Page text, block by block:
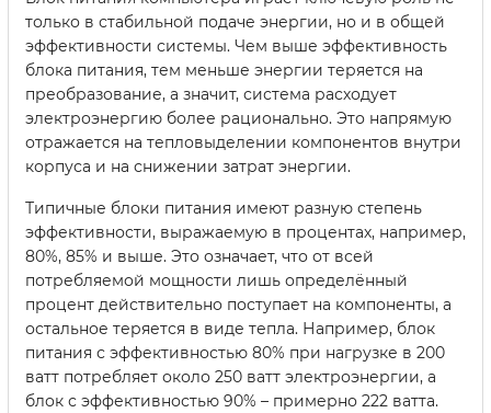
только в стабильной подаче энергии, но и в общей
эффективности системы. Чем выше эффективность
блока питания, тем меньше энергии теряется на
преобразование, а значит, система расходует
электроэнергию более рационально. Это напрямую
отражается на тепловыделении компонентов внутри
корпуса и на снижении затрат энергии.
Типичные блоки питания имеют разную степень
эффективности, выражаемую в процентах, например,
80%, 85% и выше. Это означает, что от всей
потребляемой мощности лишь определённый
процент действительно поступает на компоненты, а
остальное теряется в виде тепла. Например, блок
питания с эффективностью 80% при нагрузке в 200
ватт потребляет около 250 ватт электроэнергии, а
блок с эффективностью 90% – примерно 222 ватта.